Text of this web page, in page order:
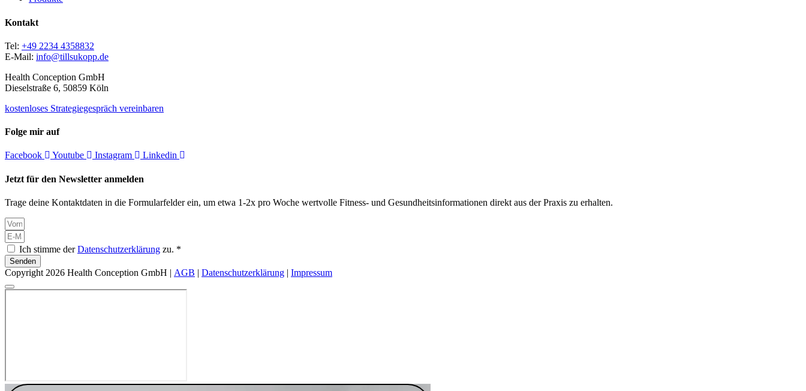
Kontakt
Tel: +49 2234 4358832
E-Mail: info@tillsukopp.de
Health Conception GmbH
Dieselstraße 6, 50859 Köln
kostenloses Strategiegespräch vereinbaren
Folge mir auf
Facebook Youtube Instagram Linkedin
Jetzt für den Newsletter anmelden
Trage deine Kontaktdaten in die Formularfelder ein, um etwa 1-2x pro Woche wertvolle Fitness- und Gesundheitsinformationen direkt aus der Praxis zu erhalten.
Ich stimme derDatenschutzerklärung zu. *
Senden
Copyright 2026 Health Conception GmbH | AGB | Datenschutzerklärung | Impressum